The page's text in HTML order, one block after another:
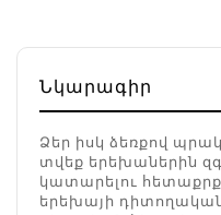
Նկարագիր
Ձեր իսկ ձեռքով
տվեք երեխաներին
կատարելու
երեխայի